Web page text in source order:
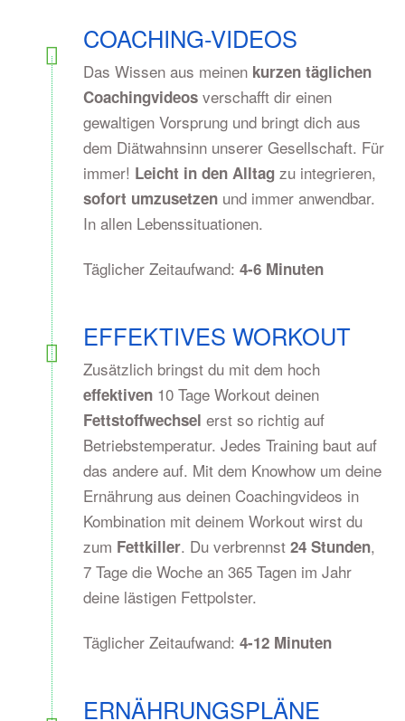
COACHING-VIDEOS
Das Wissen aus meinen kurzen täglichen
Coachingvideos verschafft dir einen
gewaltigen Vorsprung und bringt dich aus
dem Diätwahnsinn unserer Gesellschaft. Für
immer! Leicht in den Alltag zu integrieren,
sofort umzusetzen und immer anwendbar.
In allen Lebenssituationen.
Täglicher Zeitaufwand:4-6 Minuten
EFFEKTIVES WORKOUT
Zusätzlich bringst du mit dem hoch
effektiven 10 Tage Workout deinen
Fettstoffwechsel erst so richtig auf
Betriebstemperatur. Jedes Training baut auf
das andere auf. Mit dem Knowhow um deine
Ernährung aus deinen Coachingvideos in
Kombination mit deinem Workout wirst du
zum Fettkiller. Du verbrennst24 Stunden,
7 Tage die Woche an 365 Tagen im Jahr
deine lästigen Fettpolster.
Täglicher Zeitaufwand:4-12 Minuten
ERNÄHRUNGSPLÄNE